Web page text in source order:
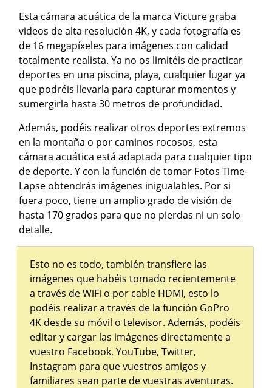
Esta cámara acuática de la marca Victure graba
videos de alta resolución 4K, y cada fotografía es
de 16 megapíxeles para imágenes con calidad
totalmente realista. Ya no os limitéis de practicar
deportes en una piscina, playa, cualquier lugar ya
que podréis llevarla para capturar momentos y
sumergirla hasta 30 metros de profundidad.
Además, podéis realizar otros deportes extremos
en la montaña o por caminos rocosos, esta
cámara acuática está adaptada para cualquier tipo
de deporte. Y con la función de tomar Fotos Time-
Lapse obtendrás imágenes inigualables. Por si
fuera poco, tiene un amplio grado de visión de
hasta 170 grados para que no pierdas ni un solo
detalle.
Esto no es todo, también transfiere las
imágenes que habéis tomado recientemente
a través de WiFi o por cable HDMI, esto lo
podéis realizar a través de la función GoPro
4K desde su móvil o televisor. Además, podéis
editar y cargar las imágenes directamente a
vuestro Facebook, YouTube, Twitter,
Instagram para que vuestros amigos y
familiares sean parte de vuestras aventuras.